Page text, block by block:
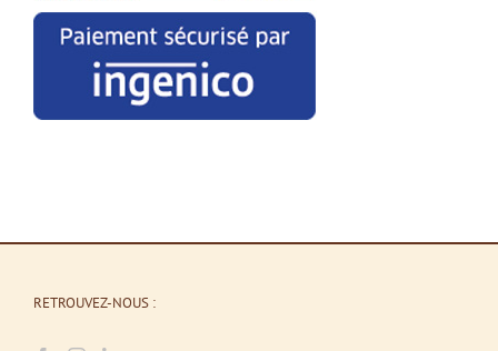
RETROUVEZ-NOUS :